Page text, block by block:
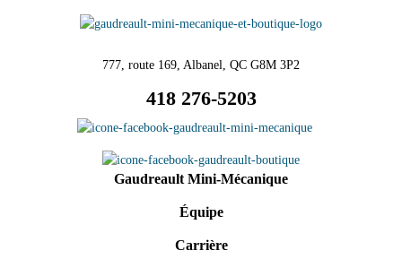
777, route 169, Albanel, QC G8M 3P2
418 276-5203
Gaudreault Mini-Mécanique
Équipe
Carrière